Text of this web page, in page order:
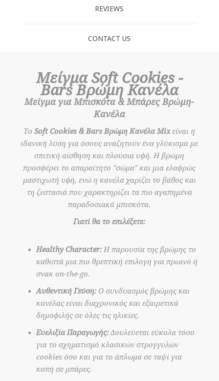
REVIEWS
CONTACT US
Μείγμα Soft Cookies -
Bars Βρώμη Κανέλα
Μείγμα για Μπισκότα & Μπάρες Βρώμη-
Κανέλα
ΤοSoft Cookies & Bars Βρώμη Κανέλα Mixείναι η
ιδανική λύση για όσους αναζητούν ένα γλύκισμα με
σπιτική αίσθηση και πλούσια υφή. Η βρώμη
προσφέρει το απαραίτητο "σώμα" και μια ελαφρώς
μαστιχωτή υφή, ενώ η κανέλα χαρίζει το βάθος και
τη ζεστασιά που χαρακτηρίζει τα πιο αγαπημένα
παραδοσιακά μπισκότα.
Γιατί θα το επιλέξετε:
Healthy Character:Η παρουσία της βρώμης το
καθιστά μια πιο θρεπτική επιλογή για πρωινό ή
σνακ on-the-go.
Αυθεντική Γεύση:Ο συνδυασμός βρώμης και
κανέλας είναι διαχρονικός και εξαιρετικά
δημοφιλής σε όλες τις ηλικίες.
Ευελιξία Παραγωγής:Δουλεύεται εύκολα τόσο
για το σχηματισμό κλασικών στρογγυλών
cookies όσο και για το άπλωμα σε ταψί για
κοπή σε μπάρες.